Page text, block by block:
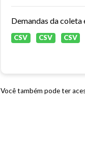
Demandas da
CSV CSV CSV
Você também pode ter